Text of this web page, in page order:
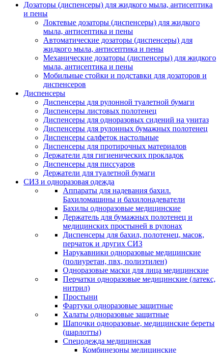
Дозаторы (диспенсеры) для жидкого мыла, антисептика
и пены
Локтевые дозаторы (диспенсеры) для жидкого
мыла, антисептика и пены
Автоматические дозаторы (диспенсеры) для
жидкого мыла, антисептика и пены
Механические дозаторы (диспенсеры) для жидкого
мыла, антисептика и пены
Мобильные стойки и подставки для дозаторов и
диспенсеров
Диспенсеры
Диспенсеры для рулонной туалетной бумаги
Диспенсеры листовых полотенец
Диспенсеры для одноразовых сидений на унитаз
Диспенсеры для рулонных бумажных полотенец
Диспенсеры салфеток настольные
Диспенсеры для протирочных материалов
Держатели для гигиенических прокладок
Диспенсеры для писсуаров
Держатели для туалетной бумаги
СИЗ и одноразовая одежда
Аппараты для надевания бахил.
Бахиломашины и бахилонадеватели
Бахилы одноразовые медицинские
Держатель для бумажных полотенец и
медицинских простыней в рулонах
Диспенсеры для бахил, полотенец, масок,
перчаток и других СИЗ
Нарукавники одноразовые медицинские
(полиуретан, пвх, полиэтилен)
Одноразовые маски для лица медицинские
Перчатки одноразовые медицинские (латекс,
нитрил)
Простыни
Фартуки одноразовые защитные
Халаты одноразовые защитные
Шапочки одноразовые, медицинские береты
(шарлотты)
Спецодежда медицинская
Комбинезоны медицинские